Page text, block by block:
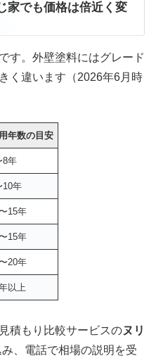
家でも価格は倍近く変
す。外壁塗料にはグレード
く違います（2026年6月時
年数の目安
8年
10年
15年
15年
20年
以上
積もり比較サービスのヌリ
、電話で相場の説明を受